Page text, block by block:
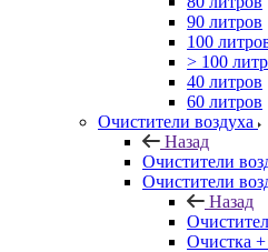
90 литров
100
> 100
40 литров
60 литров
Очистители воздуха
Назад
Очистители
Очистители
Назад
Очистка